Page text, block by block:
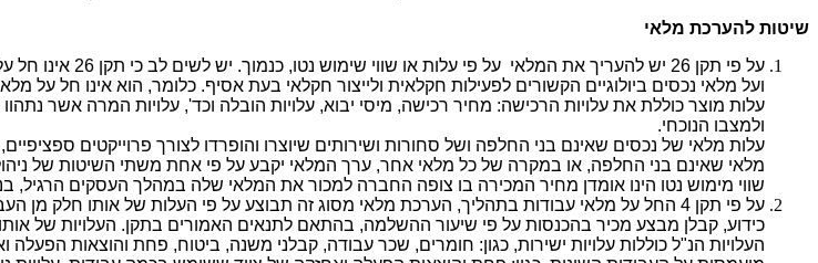
שיטות להערכת מלאי
על פי תקן 26 יש
ועל מלאי נכסים ביולוגיים הקשורים לפעילות חקלאית ולייצור חקלאי בעת אסיף. כלומר, הוא אינו חל על
עלות מוצר כוללת את עלויות הרכישה: מחיר רכישה, מיסי יבוא, עלויות הובלה וכד', עלויות המרה אשר
ולמצבו הנוכחי.
עלות מלאי של נכסים שאינם בני החלפה ושל סחורות ושירותים שיוצרו והופרדו לצורך פרוייקטים
מלאי שאינם בני החלפה, או במקרה של כל מלאי אחר, ערך המלאי יקבע על פי אחת משתי השיטות של
שווי מימוש נטו הינו אומדן מחיר המכירה בו צופה החברה למכור את המלאי שלה במהלך העסקים הרגיל,
על פי תקן 4 החל על מלאי עבודות בתהליך, הערכת מלאי מסוג זה תבוצע על פי העלות של אותו חלק מן העבודה אשר טרם הוכר כהכנסה.
כידוע, קבלן מבצע מכיר בהכנסות על פי שיעור ההשלמה, בהתאם לתנאים האמורים בתקן. העלויות של
העלויות הנ"ל כוללות עלויות ישירות, כגון: חומרים, שכר עבודה, קבלני משנה, ביטוח, פחת והוצאות